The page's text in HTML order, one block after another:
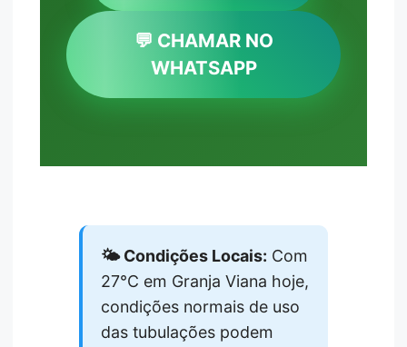
💬 CHAMAR NO
WHATSAPP
🌤️ Condições Locais: Com
27°C em Granja Viana hoje,
condições normais de uso
das tubulações podem